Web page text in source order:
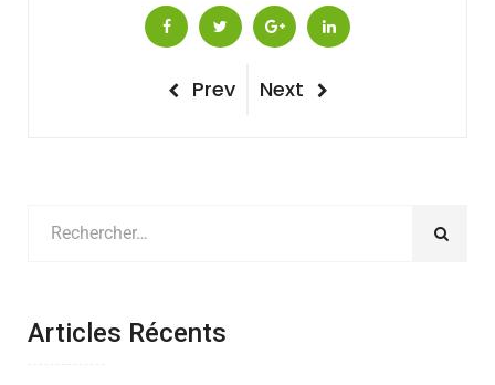
Navigation
Previous
Prev
Next
Next
Articles Récents